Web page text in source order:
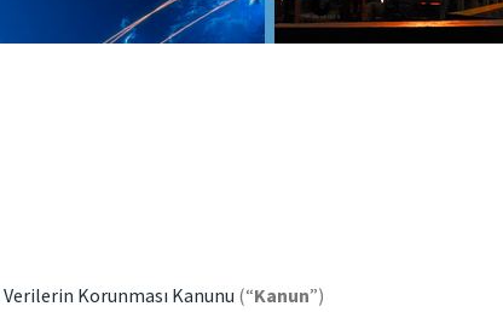
Verilerin Korunması Kanunu (“Kanun”)